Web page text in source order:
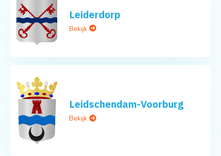
Leiderdorp
Bekijk
Leidschendam-Voorburg
Bekijk